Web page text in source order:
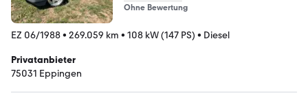
Ohne Bewertung
EZ 06/1988• 269.059 km • 108 kW (147 PS) • Diesel
Privatanbieter
75031 Eppingen